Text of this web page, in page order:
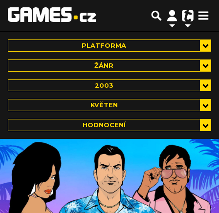
PLATFORMA
ŽÁNR
2003
KVĚTEN
HODNOCENÍ